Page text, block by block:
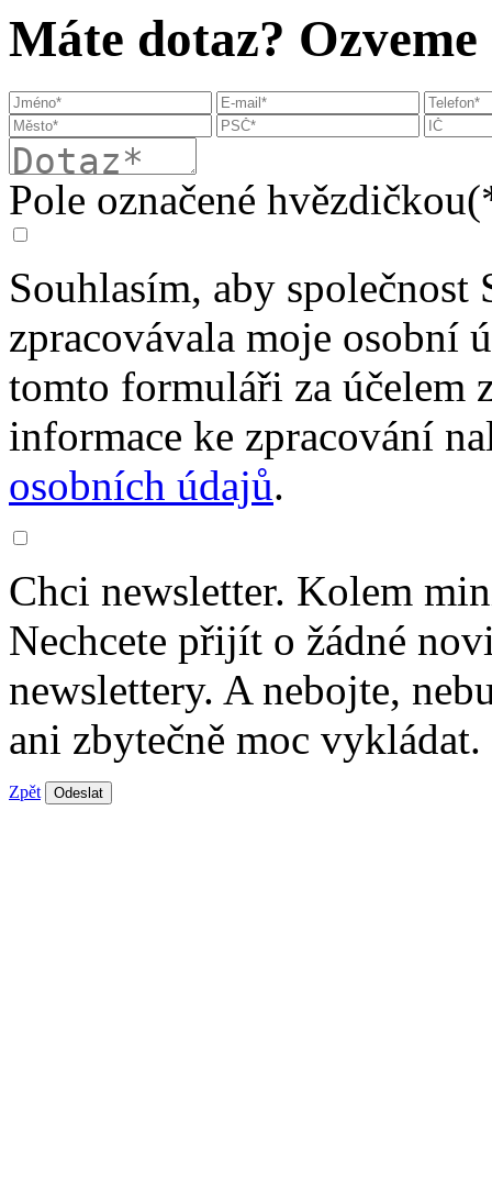
Máte dotaz? Ozveme
Pole označené
Souhlasím, aby společnost
zpracovávala moje osobní
tomto formuláři za účelem
informace ke zpracování
osobních údajů.
Chci newsletter. Kolem
Nechcete přijít o žádné
newslettery. A nebojte,
ani zbytečně moc vykládat.
Zpět Odeslat